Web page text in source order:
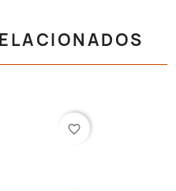
favorite_border